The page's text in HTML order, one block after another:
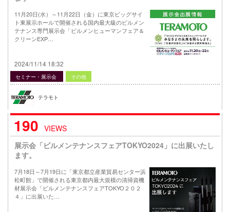
11月20日(水）～11月22日（金）に東京ビッグサイ
ト東展示ホールで開催される国内最大級のビルメン
テナンス専門展示会「ビルメンヒューマンフェア＆
クリーンEXP…
2024/11/14 18:32
セミナー・展示会 その他
テラモト
190 VIEWS
展示会「ビルメンテナンスフェアTOKYO2024」に出展いたし
ます。
7月18日～7月19日に「東京都立産業貿易センター浜
松町館」で開催される東京都内最大規模の清掃資機
材展示会「ビルメンテナンスフェアTOKYO２０２
４」に出展いた…